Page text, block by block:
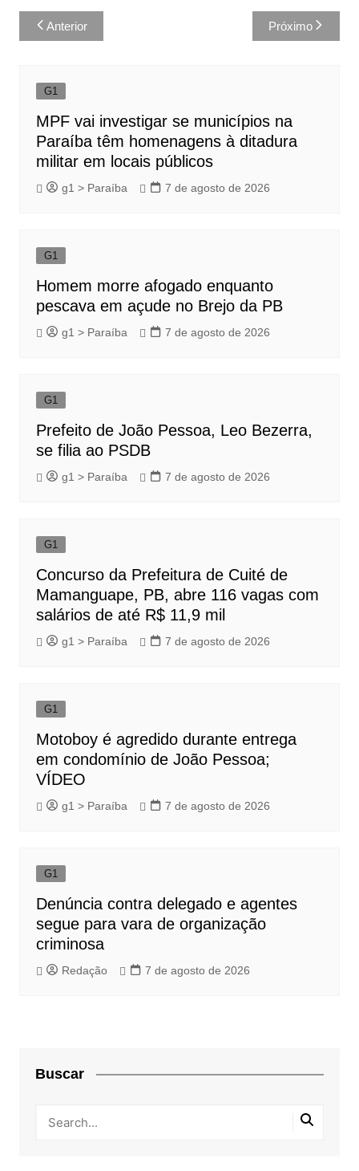
Navegação
de
Anterior Próximo
G1
MPF vai investigar se municípios na
Paraíba têm homenagens à ditadura
militar em locais públicos
g1 > Paraíba 7 de agosto de 2026
G1
Homem morre afogado enquanto
pescava em açude no Brejo da PB
g1 > Paraíba 7 de agosto de 2026
G1
Prefeito de João Pessoa, Leo Bezerra,
se filia ao PSDB
g1 > Paraíba 7 de agosto de 2026
G1
Concurso da Prefeitura de Cuité de
Mamanguape, PB, abre 116 vagas com
salários de até R$ 11,9 mil
g1 > Paraíba 7 de agosto de 2026
G1
Motoboy é agredido durante entrega
em condomínio de João Pessoa;
VÍDEO
g1 > Paraíba 7 de agosto de 2026
G1
Denúncia contra delegado e agentes
segue para vara de organização
criminosa
Redação 7 de agosto de 2026
Buscar